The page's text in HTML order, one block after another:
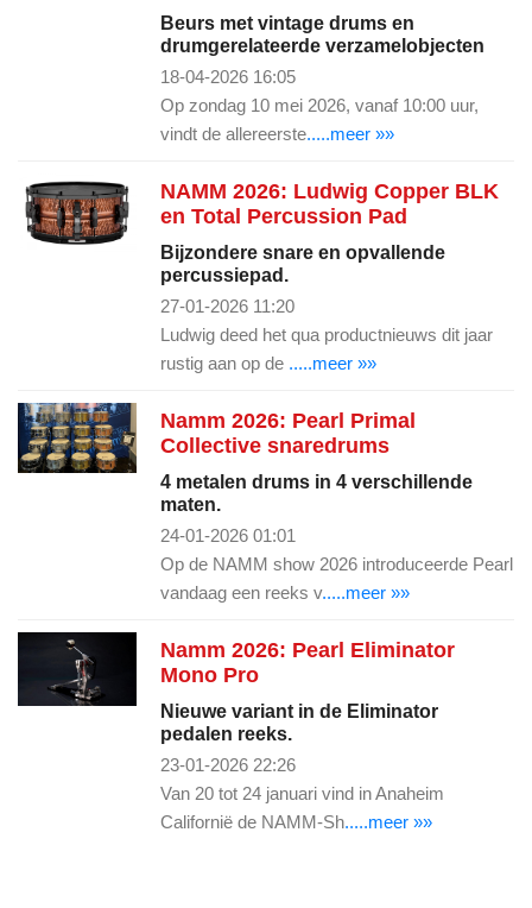
Beurs met vintage drums en
drumgerelateerde verzamelobjecten
18-04-2026 16:05
Op zondag 10 mei 2026, vanaf 10:00 uur,
vindt de allereerste.....meer »»
NAMM 2026: Ludwig Copper BLK
en Total Percussion Pad
Bijzondere snare en opvallende
percussiepad.
27-01-2026 11:20
Ludwig deed het qua productnieuws dit jaar
rustig aan op de .....meer »»
Namm 2026: Pearl Primal
Collective snaredrums
4 metalen drums in 4 verschillende
maten.
24-01-2026 01:01
Op de NAMM show 2026 introduceerde Pearl
vandaag een reeks v.....meer »»
Namm 2026: Pearl Eliminator
Mono Pro
Nieuwe variant in de Eliminator
pedalen reeks.
23-01-2026 22:26
Van 20 tot 24 januari vind in Anaheim
Californië de NAMM-Sh.....meer »»